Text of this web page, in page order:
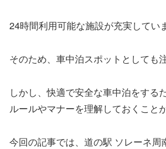
24時間利用可能な施設が充実してい
そのため、車中泊スポットとしても
しかし、快適で安全な車中泊をする
ルールやマナーを理解しておくこと
今回の記事では、道の駅 ソレーネ周